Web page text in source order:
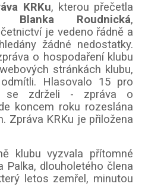
KRKu, kterou přečetla
Blanka Roudnická,
je vedeno řádně a
žádné nedostatky.
o hospodaření klubu
stránkách klubu,
Hlasovalo 15 pro
se zdrželi - zpráva o
koncem roku rozeslána
Zpráva KRKu je přiložena
klubu vyzvala přítomné
Palka, dlouholetého člena
letos zemřel, minutou